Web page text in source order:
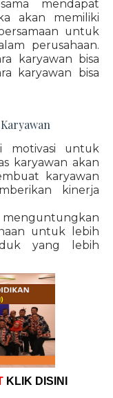
mendapat
akan memiliki
untuk
perusahaan.
karyawan bisa
karyawan bisa
motivasi untuk
karyawan akan
karyawan
kinerja
untuk lebih
yang lebih
KLIK DISINI